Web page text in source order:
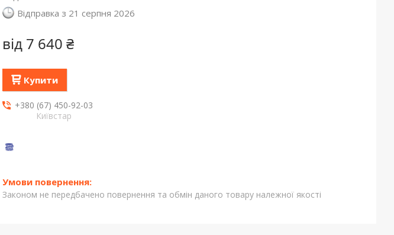
Відправка з 21 серпня 2026
від 7 640 ₴
Купити
+380 (67) 450-92-03
Київстар
Законом не передбачено повернення та обмін даного товару належної якості